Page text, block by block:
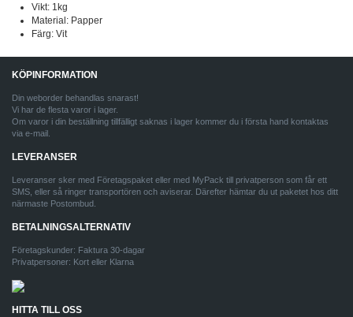
Vikt: 1kg
Material: Papper
Färg: Vit
KÖPINFORMATION
Din weborder behandlas snarast!
Vi har de flesta varor i lager.
Om varor i din beställning tillfälligt saknas i lager kommer du i första hand kontaktas
via e-mail.
LEVERANSER
Leveranser sker med Företagspaket eller med MyPack till privatperson som får ett
SMS, eller så ringer transportören och aviserar. Därefter hämtar du ut paketet hos ditt
närmaste Postombud.
BETALNINGSALTERNATIV
Företagskunder: Faktura 30-dagar
Privatpersoner: Kort eller Klarna
HITTA TILL OSS